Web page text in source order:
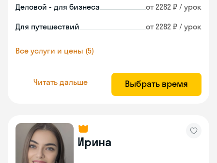
Деловой - для бизнеса от 2282 ₽ / урок
Для путешествий от 2282 ₽ / урок
Все услуги и цены (5)
Читать дальше Выбрать время
Ирина